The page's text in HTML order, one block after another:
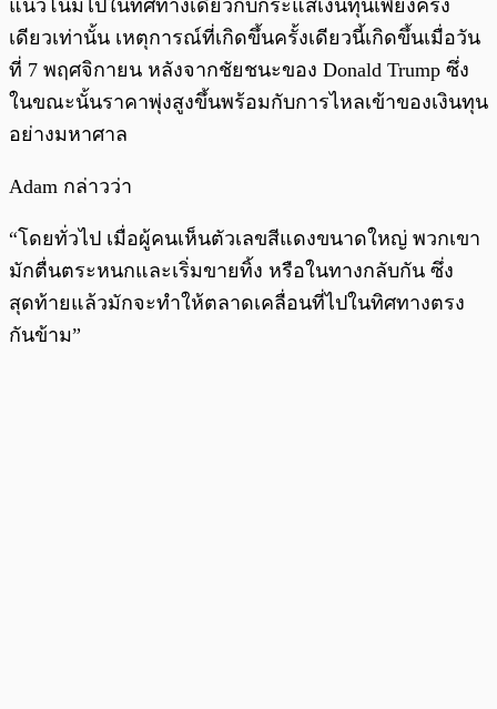
แนวโน้มไปในทิศทางเดียวกับกระแสเงินทุนเพียงครั้ง
เดียวเท่านั้น เหตุการณ์ที่เกิดขึ้นครั้งเดียวนี้เกิดขึ้นเมื่อวัน
ที่ 7 พฤศจิกายน หลังจากชัยชนะของ Donald Trump ซึ่ง
ในขณะนั้นราคาพุ่งสูงขึ้นพร้อมกับการไหลเข้าของเงินทุน
อย่างมหาศาล
Adam กล่าวว่า
“โดยทั่วไป เมื่อผู้คนเห็นตัวเลขสีแดงขนาดใหญ่ พวกเขา
มักตื่นตระหนกและเริ่มขายทิ้ง หรือในทางกลับกัน ซึ่ง
สุดท้ายแล้วมักจะทำให้ตลาดเคลื่อนที่ไปในทิศทางตรง
กันข้าม”